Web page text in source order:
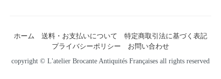
ホーム 送料・お支払いについて
特定商取引法に基づく表記
プライバシーポリシー
お問い合わせ
copyright © L'atelier Brocante Antiquités Françaises all rights reserved